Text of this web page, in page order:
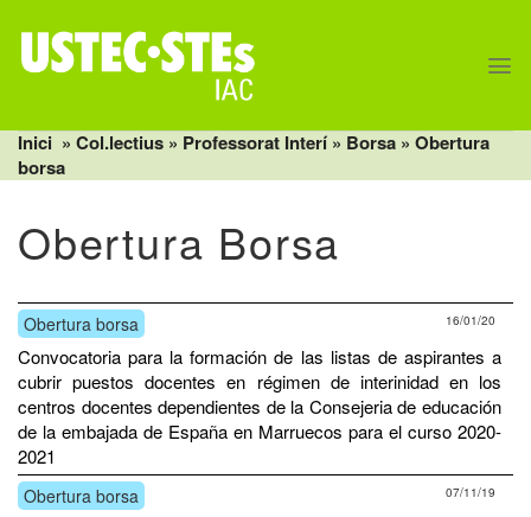
content
Inici » Col.lectius » Professorat Interí » Borsa » Obertura
borsa
Obertura Borsa
Obertura borsa 16/01/20
Convocatoria para la formación de las listas de aspirantes a
cubrir puestos docentes en régimen de interinidad en los
centros docentes dependientes de la Consejeria de educación
de la embajada de España en Marruecos para el curso 2020-
2021
Obertura borsa 07/11/19